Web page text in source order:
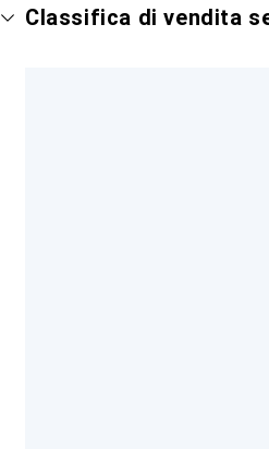
Classifica di vendita